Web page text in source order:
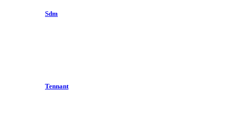
Sdm
Tennant